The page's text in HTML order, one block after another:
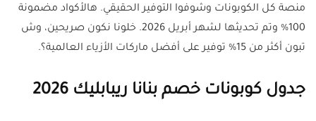
منصة كل الكوبونات وشوفوا التوفير الحقيقي. هالأكواد مضمونة
100% وتم تحديثها لشهر أبريل 2026. خلونا نكون صريحين، وش
تبون أكثر من 15% توفير على أفضل ماركات الأزياء العالمية؟.
جدول كوبونات خصم بنانا ريبابليك 2026